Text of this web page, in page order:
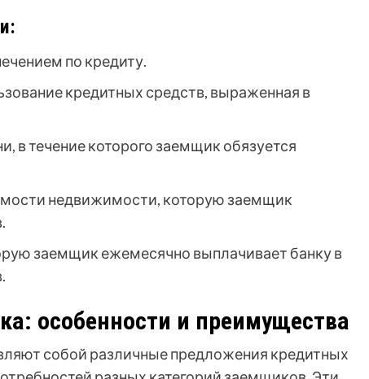
по кредиту.
кредитных средств, выраженная в
в течение которого заемщик обязуется
недвижимости, которую заемщик
заемщик ежемесячно выплачивает банку в
особенности и преимущества
собой различные предложения кредитных